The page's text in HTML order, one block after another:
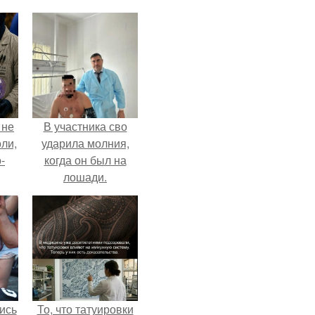
В участника сво
ударила молния,
когда он был на
лошади.
То, что татуировки